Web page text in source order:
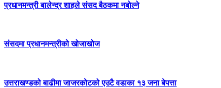
प्रधानमन्त्री बालेन्द्र शाहले संसद बैठकमा नबोल्ने
संसदमा प्रधानमन्त्रीको खोजाखोज
उत्तराखण्डको बाढीमा जाजरकोटको एउटै वडाका १३ जना बेपत्ता